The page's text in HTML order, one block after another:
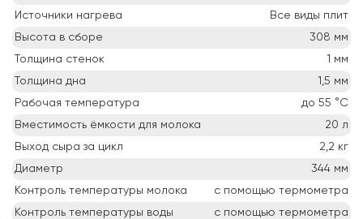
Источники нагрева
Все виды плит
Высота в сборе
308 мм
Толщина стенок
1 мм
Толщина дна
1,5 мм
Рабочая температура
до 55 °C
Вместимость ёмкости для молока
20 л
Выход сыра за цикл
2,2 кг
Диаметр
344 мм
Контроль температуры молока
с помощью термометра
Контроль температуры воды
с помощью термометра